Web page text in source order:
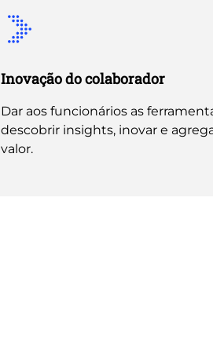
Inovação do colaborador
Dar aos funcionários as
descobrir insights, inovar e
valor.